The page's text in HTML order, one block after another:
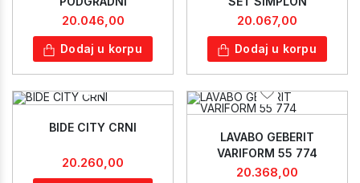
20.046,00
Dodaj u korpu
20.067,00
Dodaj u korpu
BIDE CITY CRNI
20.260,00
LAVABO GEBERIT
VARIFORM 55 774
20.368,00